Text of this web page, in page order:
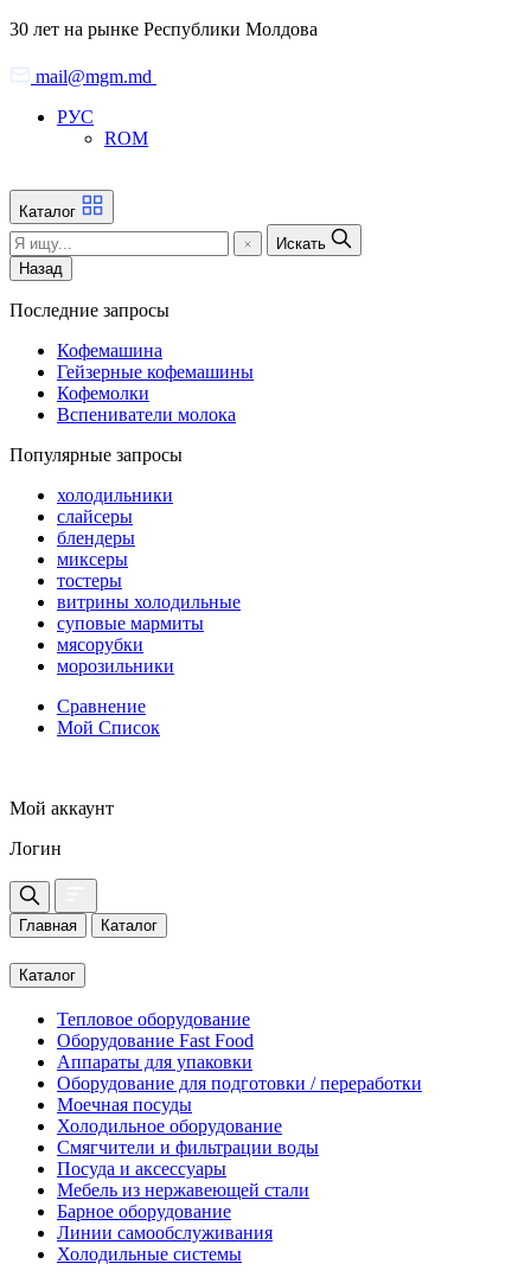
Skip
the
content
30 лет на рынке Республики Молдова
mail@mgm.md
РУС
ROM
Каталог
Искать
Назад
Последние запросы
Кофемашина
Гейзерные кофемашины
Кофемолки
Вспениватели молока
Популярные запросы
холодильники
слайсеры
блендеры
миксеры
тостеры
витрины холодильные
суповые мармиты
мясорубки
морозильники
Сравнение
Мой Список
Мой аккаунт
Логин
Главная Каталог
Каталог
Тепловое оборудование
Оборудование Fast Food
Аппараты для упаковки
Оборудование для подготовки / переработки
Моечная посуды
Холодильное оборудование
Смягчители и фильтрации воды
Посуда и аксессуары
Мебель из нержавеющей стали
Барное оборудование
Линии самообслуживания
Холодильные системы